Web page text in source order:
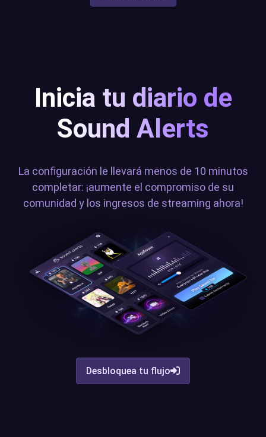
Inicia tu diario de
Sound Alerts
La configuración le llevará menos de 10 minutos
completar: ¡aumente el compromiso de su
comunidad y los ingresos de streaming ahora!
Desbloquea tu flujo